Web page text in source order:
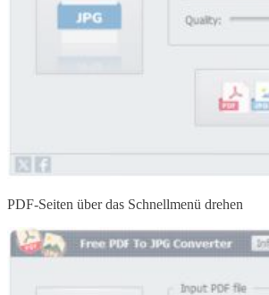
PDF-Seiten über das Schnellmenü drehen